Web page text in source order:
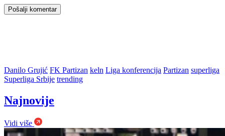
Danilo Grujić FK Partizan keln Liga konferencija Partizan superliga
Superliga Srbije trending
Najnovije
Vidi više